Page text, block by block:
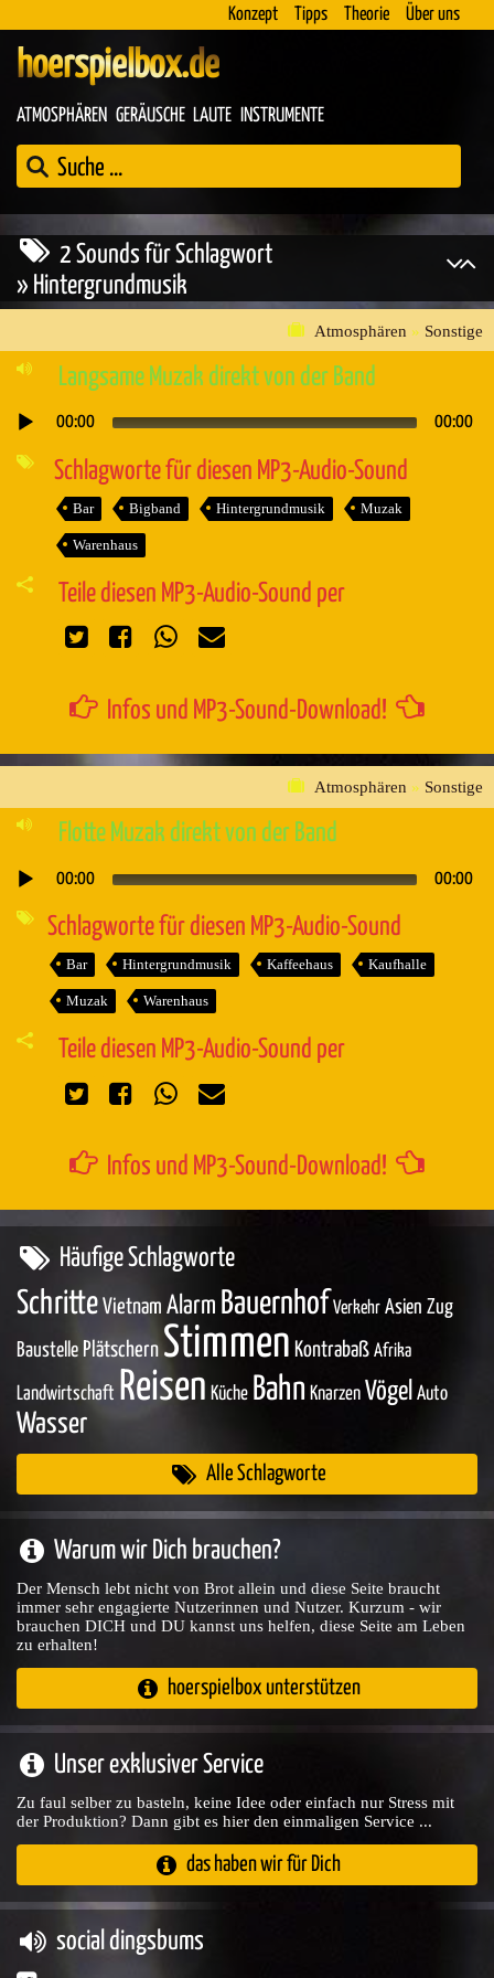
Konzept Tipps Theorie Über uns
hoerspielbox.de
ATMOSPHÄREN GERÄUSCHE LAUTE INSTRUMENTE
2 Sounds für Schlagwort
» Hintergrundmusik
Atmosphären » Sonstige
Langsame Muzak direkt von der Band
Audio-
00:00 00:00
Schlagworte für diesen MP3-Audio-Sound
Bar Bigband Hintergrundmusik Muzak
Warenhaus
Teile diesen MP3-Audio-Sound per
Infos und MP3-Sound-Download!
Atmosphären » Sonstige
Flotte Muzak direkt von der Band
Audio-
00:00 00:00
Schlagworte für diesen MP3-Audio-Sound
Bar Hintergrundmusik Kaffeehaus Kaufhalle
Muzak Warenhaus
Teile diesen MP3-Audio-Sound per
Infos und MP3-Sound-Download!
Häufige Schlagworte
Schritte Vietnam Alarm Bauernhof Verkehr Asien Zug
Baustelle Plätschern Stimmen Kontrabaß Afrika
Landwirtschaft Reisen Küche Bahn Knarzen Vögel Auto
Wasser
Alle Schlagworte
Warum wir Dich brauchen?
Der Mensch lebt nicht von Brot allein und diese Seite braucht
immer sehr engagierte Nutzerinnen und Nutzer. Kurzum - wir
brauchen DICH und DU kannst uns helfen, diese Seite am Leben
zu erhalten!
hoerspielbox unterstützen
Unser exklusiver Service
Zu faul selber zu basteln, keine Idee oder einfach nur Stress mit
der Produktion? Dann gibt es hier den einmaligen Service ...
das haben wir für Dich
social dingsbums